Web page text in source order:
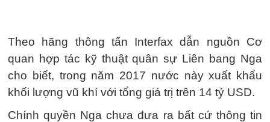
Theo hãng thông tấn Interfax dẫn nguồn Cơ
quan hợp tác kỹ thuật quân sự Liên bang Nga
cho biết, trong năm 2017 nước này xuất khẩu
khối lượng vũ khí với tổng giá trị trên 14 tỷ USD.
Chính quyền Nga chưa đưa ra bất cứ thông tin